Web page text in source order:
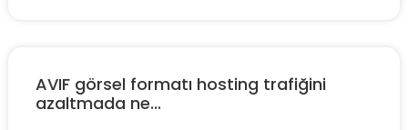
AVIF görsel formatı hosting trafiğini
azaltmada ne...